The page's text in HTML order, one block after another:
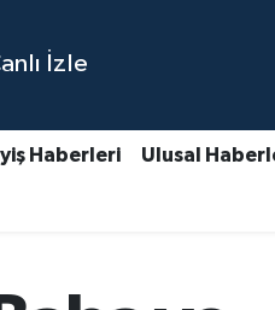
İzle
Haberleri Ulusal